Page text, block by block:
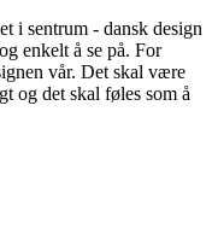
i sentrum - dansk design
enkelt å se på. For
vår. Det skal være
og det skal føles som å